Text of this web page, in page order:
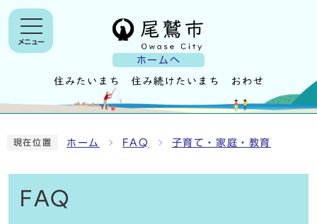
ホームへ
メニュー
現在位置 ホーム FAQ 子育て・家庭・教育
FAQ